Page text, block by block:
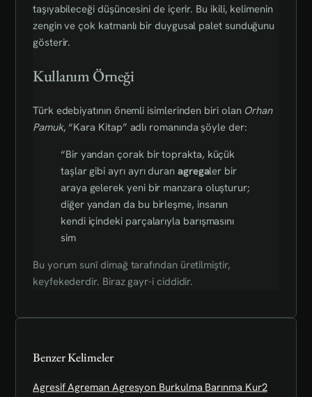
taşıyabileceği düşüncesini de içerir. Bu ikili, kelimenin
zengin ve çok katmanlı bir duygusal palet sunduğunu
gösterir.
Kullanım Örneği
Türk edebiyatının önemli isimlerinden biri olan Orhan
Pamuk, “Kara Kitap” adlı romanında şöyle der:
“Bir yandan çorak bir toprakta, küçük
taşlar gibi ayrı ayrı duran agregaler bir
araya gelerek yeni bir manzara oluşturur;
diğer yandan da bu birleşme, insanın
kendi içindeki parçalarıyla barışmasını
sim
Bu yorum sunî dimağ tarafından üretilmiştir,
keyfekederdir. Biraz gayr-i ciddidir.
Benzer Kelimeler
AgresifAgreman Agresyon Burkulma Barınma Kur2